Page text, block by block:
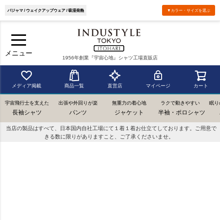
メニュー
1956年創業『宇宙心地』シャツ工場直販店
メディア掲載 商品一覧 直営店 マイページ カート
宇宙飛行士を支えた
長袖シャツ
出張や外回りが楽
パンツ
無重力の着心地
ジャケット
ラクで動きやすい
半袖・ポロシャツ
眠り
当店の製品はすべて、日本国内自社工場にて１着１着お仕立てしております。ご用意で
きる数に限りがありますこと、ご了承くださいませ。
パジャマ / ウェイクアップウェア / 吸湿発熱 ▼カラー・サイズを選ぶ